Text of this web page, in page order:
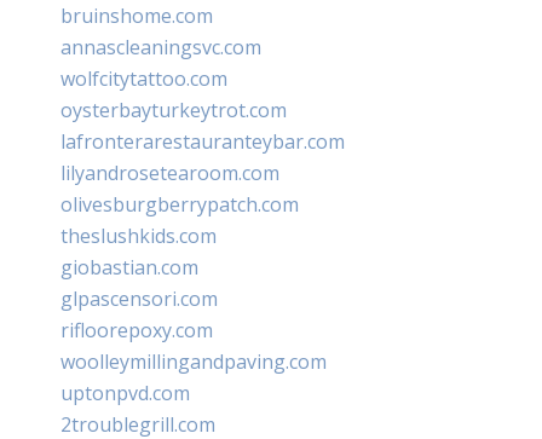
bruinshome.com
annascleaningsvc.com
wolfcitytattoo.com
oysterbayturkeytrot.com
lafronterarestauranteybar.com
lilyandrosetearoom.com
olivesburgberrypatch.com
theslushkids.com
giobastian.com
glpascensori.com
rifloorepoxy.com
woolleymillingandpaving.com
uptonpvd.com
2troublegrill.com